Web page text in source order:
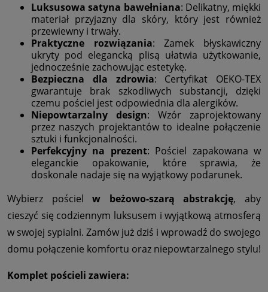
Luksusowa satyna bawełniana: Delikatny, miękki
materiał przyjazny dla skóry, który jest również
przewiewny i trwały.
Praktyczne rozwiązania: Zamek błyskawiczny
ukryty pod elegancką plisą ułatwia użytkowanie,
jednocześnie zachowując estetykę.
Bezpieczna dla zdrowia: Certyfikat OEKO-TEX
gwarantuje brak szkodliwych substancji, dzięki
czemu pościel jest odpowiednia dla alergików.
Niepowtarzalny design: Wzór zaprojektowany
przez naszych projektantów to idealne połączenie
sztuki i funkcjonalności.
Perfekcyjny na prezent: Pościel zapakowana w
eleganckie opakowanie, które sprawia, że
doskonale nadaje się na wyjątkowy podarunek.
Wybierz pościelw beżowo-szarą abstrakcję, aby
cieszyć się codziennym luksusem i wyjątkową atmosferą
w swojej sypialni. Zamów już dziś i wprowadź do swojego
domu połączenie komfortu oraz niepowtarzalnego stylu!
Komplet pościeli zawiera: